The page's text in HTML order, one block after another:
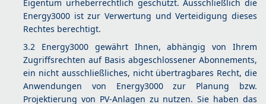
Eigentum urheberrechtlich geschützt. Ausschließlich die
Energy3000 ist zur Verwertung und Verteidigung dieses
Rechtes berechtigt.
3.2 Energy3000 gewährt Ihnen, abhängig von Ihrem
Zugriffsrechten auf Basis abgeschlossener Abonnements,
ein nicht ausschließliches, nicht übertragbares Recht, die
Anwendungen von Energy3000 zur Planung bzw.
Projektierung von PV‑Anlagen zu nutzen. Sie haben das